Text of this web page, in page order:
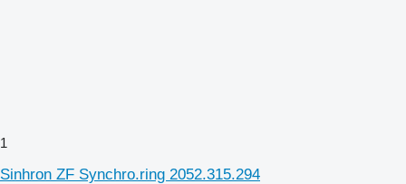
1
Sinhron ZF Synchro.ring 2052.315.294